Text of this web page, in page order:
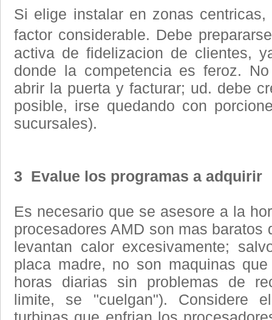
Si elige instalar en zonas
factor considerable. Debe
activa de fidelizacion de clientes,
donde la competencia es feroz.
abrir la puerta y facturar; ud. debe
posible, irse quedando con
sucursales).
3 Evalue los programas a adquirir
Es necesario que se asesore a la
procesadores AMD son mas baratos
levantan calor excesivamente;
placa madre, no son maquinas
horas diarias sin problemas de
limite, se "cuelgan"). Considere